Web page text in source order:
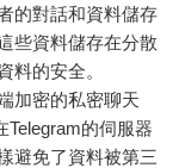
的對話和資料儲存
些資料儲存在分散
料的安全。
加密的私密聊天
Telegram的伺服器
避免了資料被第三